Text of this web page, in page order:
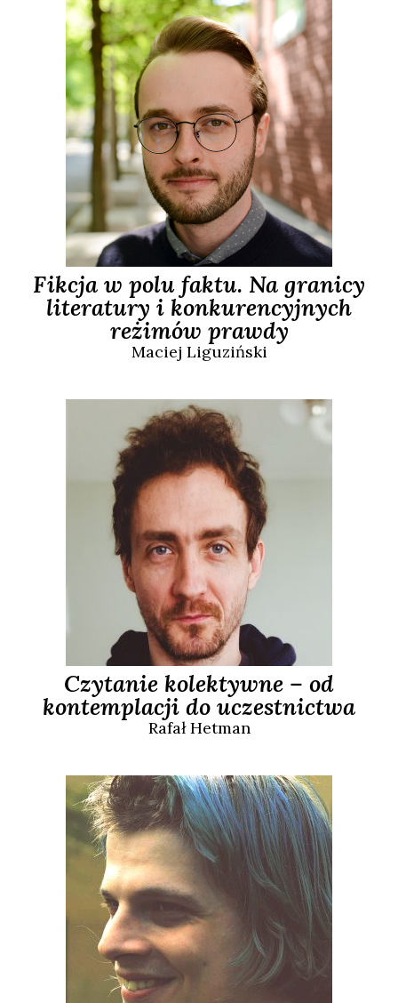
Fikcja w polu faktu. Na granicy
literatury i konkurencyjnych
reżimów prawdy
Maciej Liguziński
Czytanie kolektywne – od
kontemplacji do uczestnictwa
RafałHetman